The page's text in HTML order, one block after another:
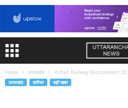
Home उत्तराखंड Indian Railway Recruitment 2022:
उत्तराखंड करियर बड़ी खबर